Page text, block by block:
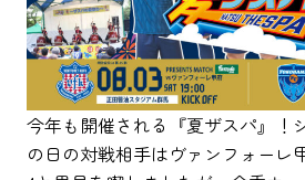
今年も開催される『夏ザスパ』！
の日の対戦相手はヴァンフォーレ